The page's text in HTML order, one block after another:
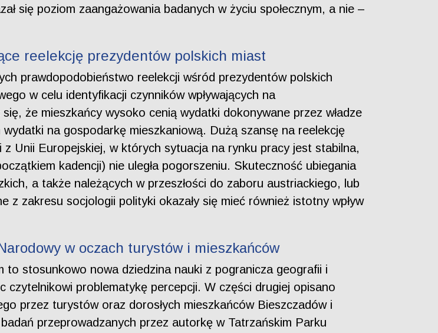
się poziom zaangażowania badanych w życiu społecznym, a nie –
reelekcję prezydentów polskich miast
prawdopodobieństwo reelekcji wśród prezydentów polskich
w celu identyfikacji czynników wpływających na
że mieszkańcy wysoko cenią wydatki dokonywane przez władze
na gospodarkę mieszkaniową. Dużą szansę na reelekcję
Unii Europejskiej, w których sytuacja na rynku pracy jest stabilna,
kadencji) nie uległa pogorszeniu. Skuteczność ubiegania
a także należących w przeszłości do zaboru austriackiego, lub
z zakresu socjologii polityki okazały się mieć również istotny wpływ
w oczach turystów i mieszkańców
to stosunkowo nowa dziedzina nauki z pogranicza geografii i
czytelnikowi problematykę percepcji. W części drugiej opisano
przez turystów oraz dorosłych mieszkańców Bieszczadów i
przeprowadzanych przez autorkę w Tatrzańskim Parku